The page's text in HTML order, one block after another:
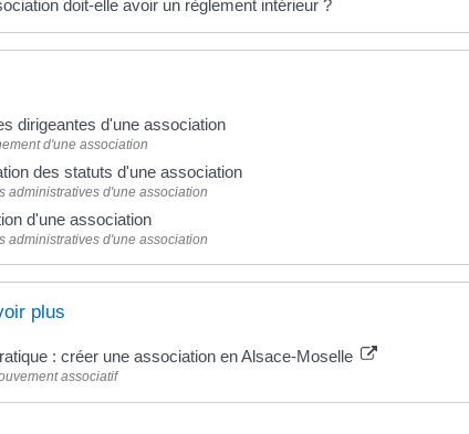
doit-elle avoir un règlement intérieur ?
dirigeantes d'une association
d'une association
des statuts d'une association
administratives d'une association
d'une association
administratives d'une association
plus
: créer une association en Alsace-Moselle
associatif